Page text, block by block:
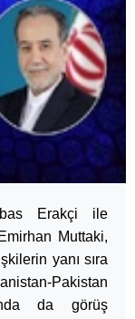
Erakçi ile
Muttaki,
yanı sıra
Pakistan
da görüş